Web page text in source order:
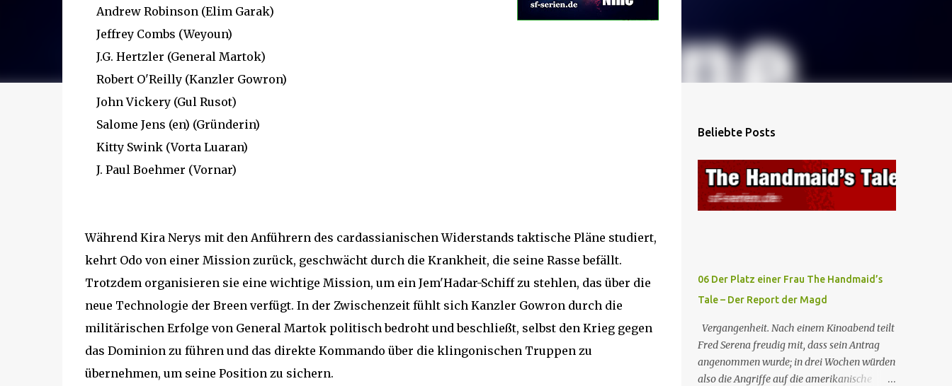
Andrew Robinson (Elim Garak)
Jeffrey Combs (Weyoun)
J.G. Hertzler (General Martok)
Robert O'Reilly (Kanzler Gowron)
John Vickery (Gul Rusot)
Salome Jens (en) (Gründerin)
Kitty Swink (Vorta Luaran)
J. Paul Boehmer (Vornar)
Während Kira Nerys mit den Anführern des cardassianischen Widerstands taktische Pläne studiert,
kehrt Odo von einer Mission zurück, geschwächt durch die Krankheit, die seine Rasse befällt.
Trotzdem organisieren sie eine wichtige Mission, um ein Jem'Hadar-Schiff zu stehlen, das über die
neue Technologie der Breen verfügt. In der Zwischenzeit fühlt sich Kanzler Gowron durch die
militärischen Erfolge von General Martok politisch bedroht und beschließt, selbst den Krieg gegen
das Dominion zu führen und das direkte Kommando über die klingonischen Truppen zu
übernehmen, um seine Position zu sichern.
Beliebte Posts
06 Der Platz einer Frau The Handmaid’s
Tale – Der Report der Magd
Vergangenheit. Nach einem Kinoabend teilt
Fred Serena freudig mit, dass sein Antrag
angenommen wurde; in drei Wochen würden
also die Angriffe auf die amerikanische